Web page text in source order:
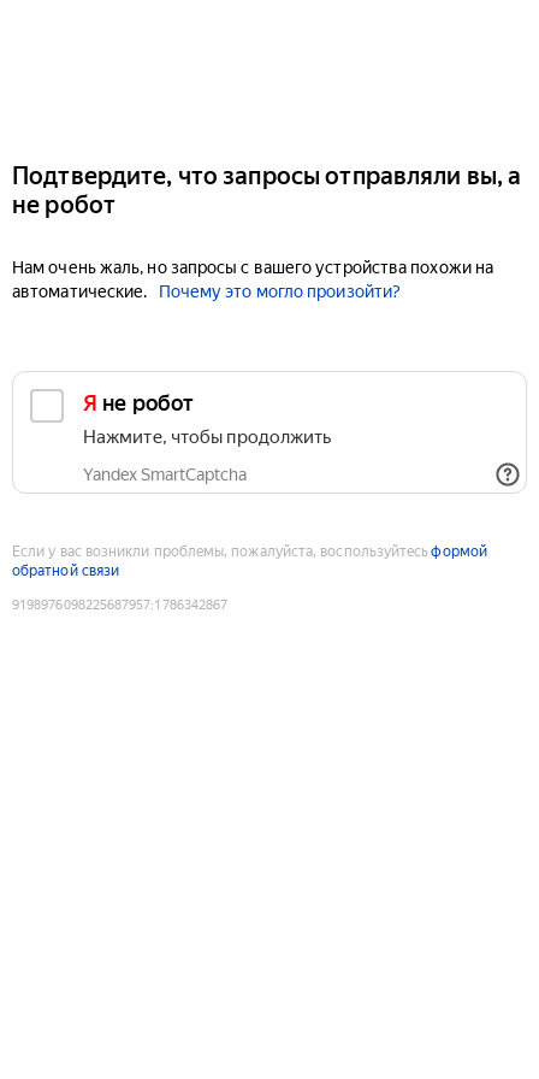
Подтвердите, что запросы отправляли вы, а
не робот
Нам очень жаль, но запросы с вашего устройства похожи на
автоматические.
Почему это могло произойти?
Я не робот
Нажмите, чтобы продолжить
Yandex SmartCaptcha
Если у вас возникли проблемы, пожалуйста, воспользуйтесьформой
обратной связи
9198976098225687957:1786342867